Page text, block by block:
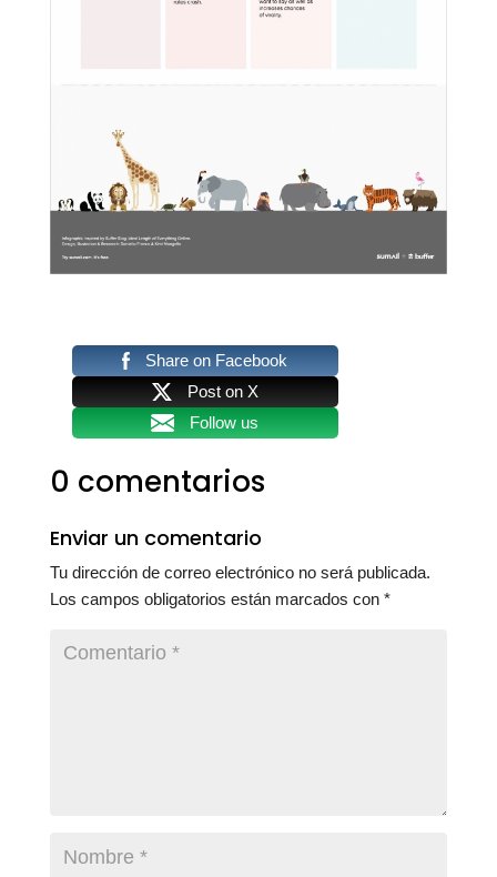
Share on Facebook
Post on X
Follow us
0 comentarios
Enviar un comentario
Tu dirección de correo electrónico no será publicada.
Los campos obligatorios están marcados con *